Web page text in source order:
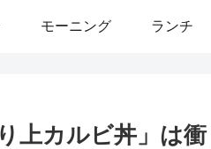
モーニング ランチ
上カルビ丼」は衝